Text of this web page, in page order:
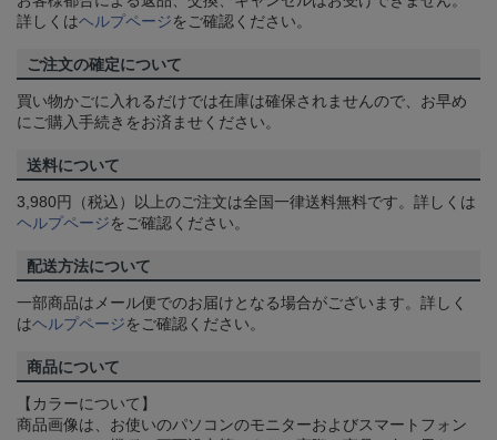
詳しくはヘルプページをご確認ください。
ご注文の確定について
買い物かごに入れるだけでは在庫は確保されませんので、お早め
にご購入手続きをお済ませください。
送料について
3,980円（税込）以上のご注文は全国一律送料無料です。詳しくは
ヘルプページをご確認ください。
配送方法について
一部商品はメール便でのお届けとなる場合がございます。詳しく
はヘルプページをご確認ください。
商品について
【カラーについて】
商品画像は、お使いのパソコンのモニターおよびスマートフォン